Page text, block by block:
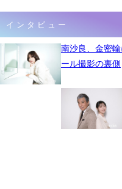
インタビュー
南沙良、金密
ール撮影の裏側